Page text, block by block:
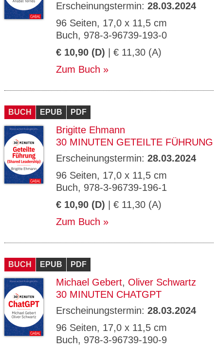
Erscheinungstermin: 28.03.2024
96 Seiten, 17,0 x 11,5 cm
Buch, 978-3-96739-193-0
€ 10,90 (D) | € 11,30 (A)
Zum Buch
BUCH EPUB PDF
Brigitte Ehmann
30 MINUTEN GETEILTE FÜHRUNG
Erscheinungstermin: 28.03.2024
96 Seiten, 17,0 x 11,5 cm
Buch, 978-3-96739-196-1
€ 10,90 (D) | € 11,30 (A)
Zum Buch
BUCH EPUB PDF
Michael Gebert, Oliver Schwartz
30 MINUTEN CHATGPT
Erscheinungstermin: 28.03.2024
96 Seiten, 17,0 x 11,5 cm
Buch, 978-3-96739-190-9